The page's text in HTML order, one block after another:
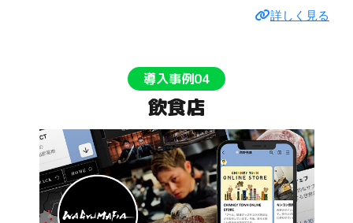
詳しく見る
導入事例04
飲食店